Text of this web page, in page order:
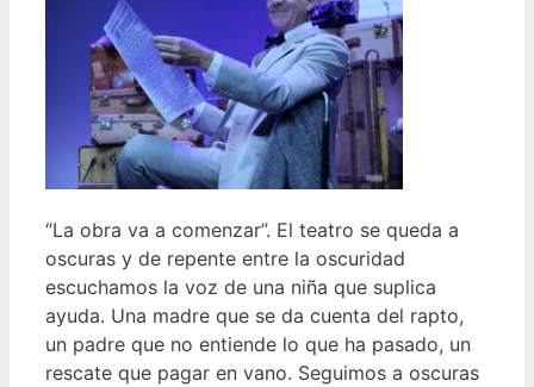
“La obra va a comenzar”. El teatro se queda a
oscuras y de repente entre la oscuridad
escuchamos la voz de una niña que suplica
ayuda. Una madre que se da cuenta del rapto,
un padre que no entiende lo que ha pasado, un
rescate que pagar en vano. Seguimos a oscuras